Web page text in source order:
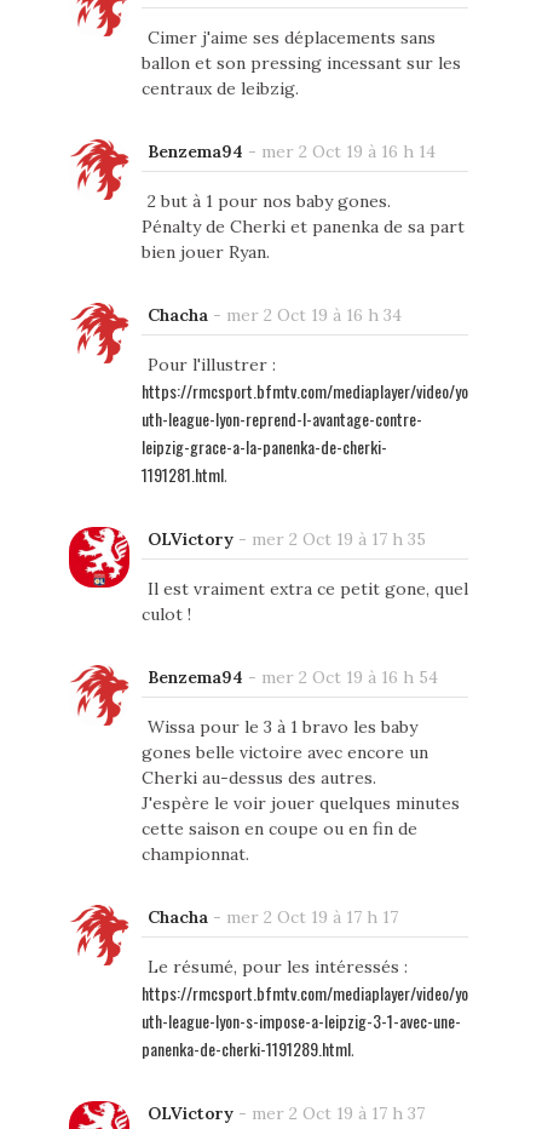
Cimer j'aime ses déplacements sans
ballon et son pressing incessant sur les
centraux de leibzig.
Benzema94 - mer 2 Oct 19 à 16 h 14
2 but à 1 pour nos baby gones.
Pénalty de Cherki et panenka de sa part
bien jouer Ryan.
Chacha - mer 2 Oct 19 à 16 h 34
Pour l'illustrer :
https://rmcsport.bfmtv.com/mediaplayer/video/yo
uth-league-lyon-reprend-l-avantage-contre-
leipzig-grace-a-la-panenka-de-cherki-
1191281.html.
OLVictory- mer 2 Oct 19 à 17 h 35
Il est vraiment extra ce petit gone, quel
culot !
Benzema94 - mer 2 Oct 19 à 16 h 54
Wissa pour le 3 à 1 bravo les baby
gones belle victoire avec encore un
Cherki au-dessus des autres.
J'espère le voir jouer quelques minutes
cette saison en coupe ou en fin de
championnat.
Chacha - mer 2 Oct 19 à 17 h 17
Le résumé, pour les intéressés :
https://rmcsport.bfmtv.com/mediaplayer/video/yo
uth-league-lyon-s-impose-a-leipzig-3-1-avec-une-
panenka-de-cherki-1191289.html.
OLVictory- mer 2 Oct 19 à 17 h 37